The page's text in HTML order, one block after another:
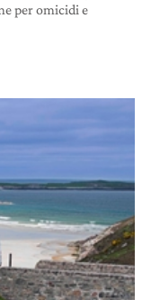
per omicidi e